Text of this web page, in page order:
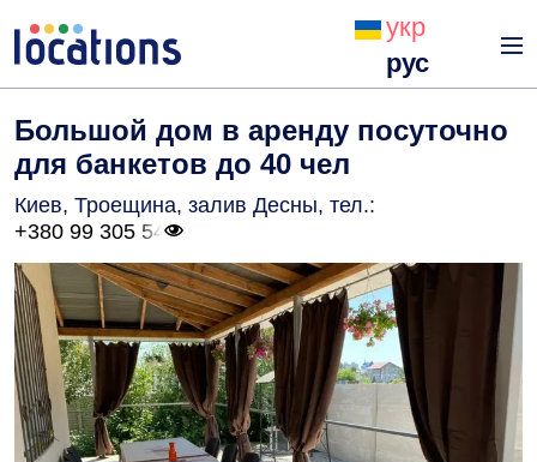
укр
рус
Большой дом в аренду посуточно
для банкетов до 40 чел
Киев, Троещина, залив Десны, тел.:
+380 99 305 54